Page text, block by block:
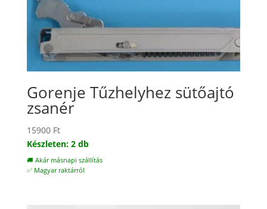
Gorenje Tűzhelyhez sütőajtó
zsanér
15900 Ft
Készleten: 2 db
🚚 Akár másnapi szállítás
✅ Magyar raktárról